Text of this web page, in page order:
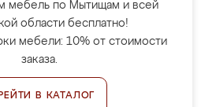
мебель по Мытищам и всей
области бесплатно!
мебели: 10% от стоимости
заказа.
В КАТАЛОГ